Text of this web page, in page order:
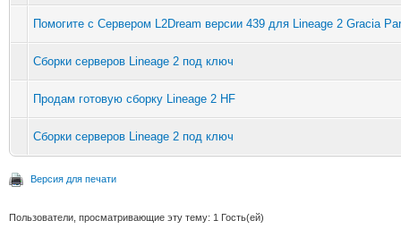
Помогите с Сервером L2Dream версии 439 для Lineage 2 Gracia
Cборки серверов Lineage 2 под ключ
Продам готовую сборку Lineage 2 HF
Cборки серверов Lineage 2 под ключ
Версия для печати
Пользователи, просматривающие эту тему: 1 Гость(ей)